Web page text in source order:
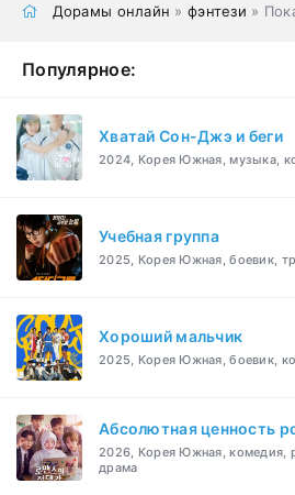
Дорамы онлайн »фэнтези »
Популярное:
Хватай Сон-Джэ и беги
2024, Корея Южная, музыка,
Учебная группа
2025, Корея Южная, боевик,
Хороший мальчик
2025, Корея Южная, боевик,
Абсолютная ценность
2026, Корея Южная, комедия,
драма